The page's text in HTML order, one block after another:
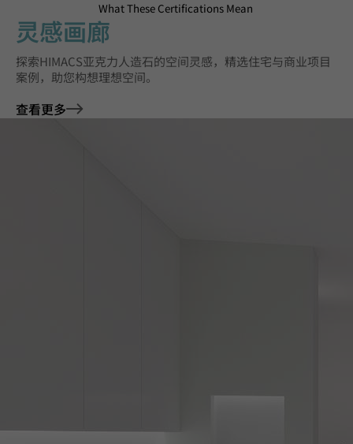
What These Certifications Mean
灵感画廊
探索HIMACS亚克力人造石的空间灵感，精选住宅与商业项目
案例，助您构想理想空间。
查看更多